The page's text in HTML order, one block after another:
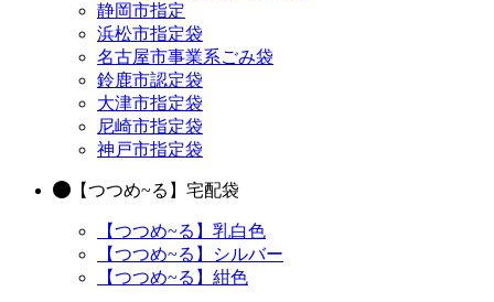
静岡市指定
浜松市指定袋
名古屋市事業系ごみ袋
鈴鹿市認定袋
大津市指定袋
尼崎市指定袋
神戸市指定袋
【つつめ~る】宅配袋
【つつめ~る】乳白色
【つつめ~る】シルバー
【つつめ~る】紺色